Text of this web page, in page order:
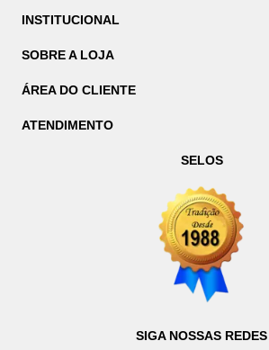
INSTITUCIONAL
SOBRE A LOJA
ÁREA DO CLIENTE
ATENDIMENTO
SELOS
SIGA NOSSAS REDES